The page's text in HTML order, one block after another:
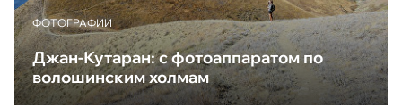
ФОТОГРАФИИ
Джан-Кутаран: с фотоаппаратом по
волошинским холмам